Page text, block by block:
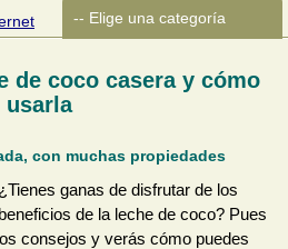
de coco casera y cómo
usarla
con muchas propiedades
¿Tienes ganas de disfrutar de los
beneficios de la leche de coco? Pues
consejos y verás cómo puedes